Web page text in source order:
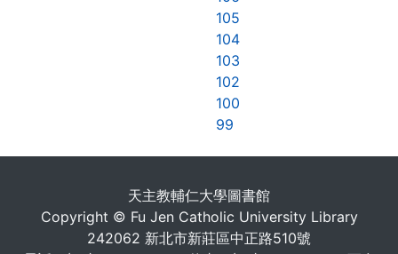
105
104
103
102
100
99
天主教輔仁大學圖書館
Copyright © Fu Jen Catholic University Library
242062 新北市新莊區中正路510號